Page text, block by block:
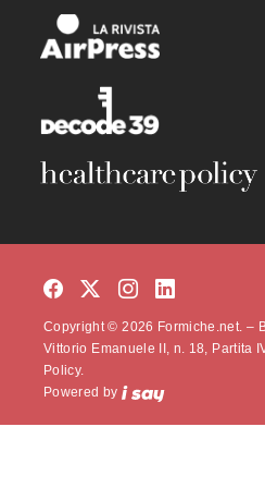
Copyright © 2026 Formiche.net. –
Vittorio Emanuele II, n. 18, Partita
Policy.
Powered by